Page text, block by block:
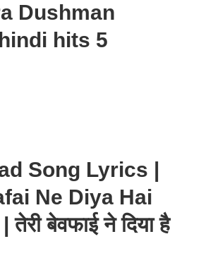
Dushman
hits 5
Song Lyrics |
Ne Diya Hai
बेवफाई ने दिया है